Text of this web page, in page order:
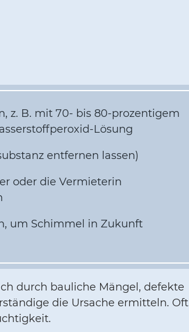
z. B. mit 70- bis 80-prozentigem
Lösung
entfernen lassen)
oder die Vermieterin
um Schimmel in Zukunft
durch bauliche Mängel, defekte
die Ursache ermitteln. Oft